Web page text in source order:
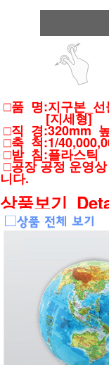
□품 명:지구본_선
[지세형]
□직 경:320mm
□축 척:1/
□받 침:플라스틱
□공장 공정 운영
니다.
상품보기